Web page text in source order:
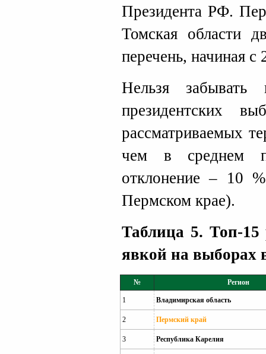
Президента РФ.
Томская области
перечень, начиная с
Нельзя
президентских
рассматриваемых
чем в среднем
отклонение – 10
Пермском крае).
Таблица 5. Топ-15
явкой на выборах
№ Регион
1 Владимирская область
2 Пермский край
3 Республика Карелия